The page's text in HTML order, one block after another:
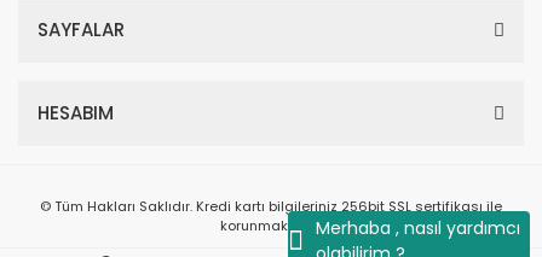
Merhaba , nasıl yardımcı
SAYFALAR
HESABIM
© Tüm Hakları Saklıdır. Kredi kartı bilgileriniz 256bit SSL sertifikası ile
korunmaktadır.